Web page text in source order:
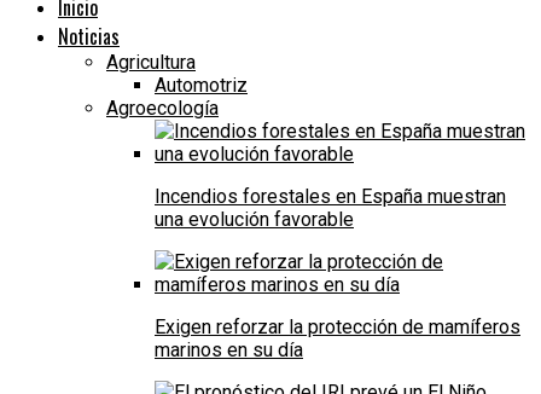
Inicio
Noticias
Agricultura
Automotriz
Agroecología
Incendios forestales en España muestran
una evolución favorable
Exigen reforzar la protección de mamíferos
marinos en su día